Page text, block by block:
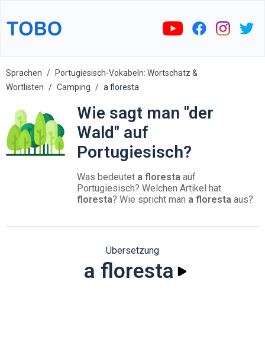
Sprachen
Portugiesisch-Vokabeln: Wortschatz &
Wortlisten
Camping a floresta
Wie sagt man "der
Wald" auf
Portugiesisch?
Was bedeutet a floresta auf
Portugiesisch? Welchen Artikel hat
floresta? Wie spricht man a floresta aus?
Übersetzung
a floresta